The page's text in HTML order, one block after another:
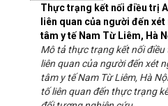
Thực trạng kết nối điều trị
liên quan của người đến
tâm y tế Nam Từ Liêm, Hà
Mô tả thực trạng kết nối điều
liên quan của người đến xét
tâm y tế Nam Từ Liêm, Hà
tố liên quan đến thực trạng